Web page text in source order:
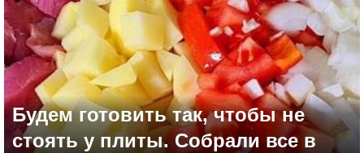
Будем готовить так, чтобы не
стоять у плиты. Собрали все в